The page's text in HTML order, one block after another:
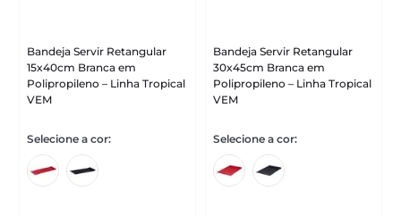
Bandeja Servir Retangular
15x40cm Branca em
Polipropileno – Linha Tropical
VEM
Bandeja Servir Retangular
30x45cm Branca em
Polipropileno – Linha Tropical
VEM